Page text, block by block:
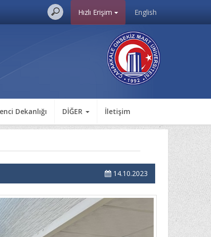
English
Hızlı Erişim
Dekanlığı DİĞER İletişim
14.10.2023